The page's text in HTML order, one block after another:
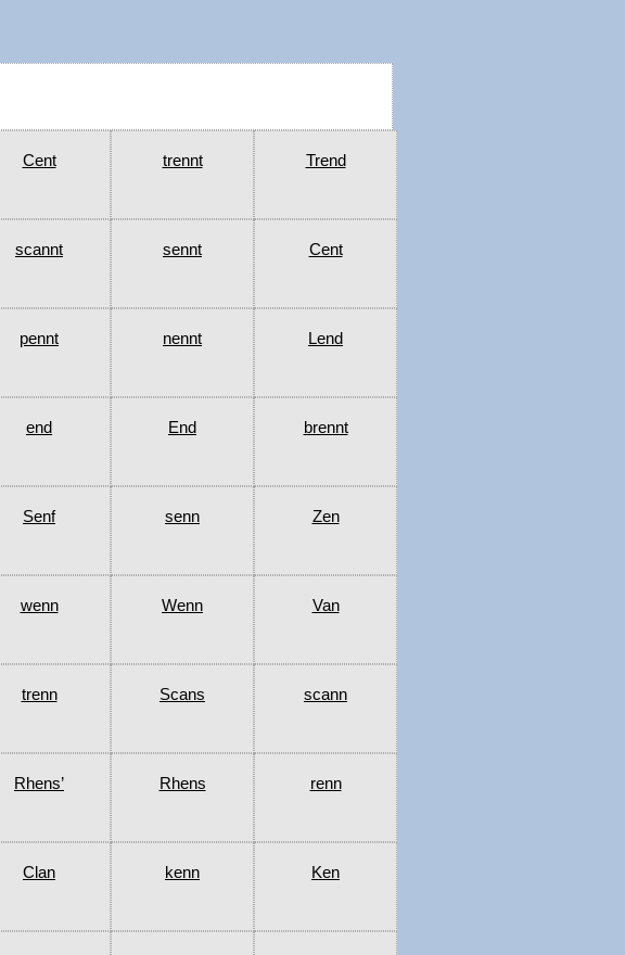
Cent trennt Trend
scannt sennt Cent
pennt nennt Lend
end End brennt
Senf senn Zen
wenn Wenn Van
trenn Scans scann
Rhens’ Rhens renn
Clan kenn Ken